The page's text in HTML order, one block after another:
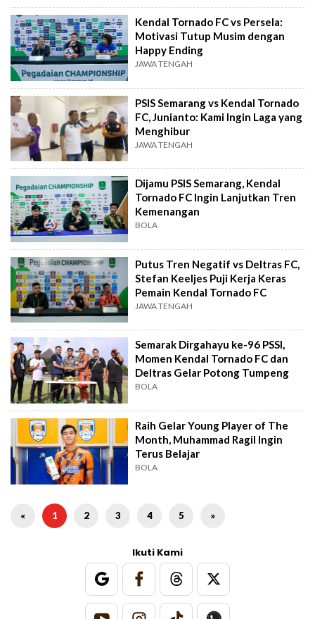
Kendal Tornado FC vs Persela:
Motivasi Tutup Musim dengan
Happy Ending
JAWA TENGAH
PSIS Semarang vs Kendal Tornado
FC, Junianto: Kami Ingin Laga yang
Menghibur
JAWA TENGAH
Dijamu PSIS Semarang, Kendal
Tornado FC Ingin Lanjutkan Tren
Kemenangan
BOLA
Putus Tren Negatif vs Deltras FC,
Stefan Keeljes Puji Kerja Keras
Pemain Kendal Tornado FC
JAWA TENGAH
Semarak Dirgahayu ke-96 PSSI,
Momen Kendal Tornado FC dan
Deltras Gelar Potong Tumpeng
BOLA
Raih Gelar Young Player of The
Month, Muhammad Ragil Ingin
Terus Belajar
BOLA
« 1 2 3 4 5 »
Ikuti Kami